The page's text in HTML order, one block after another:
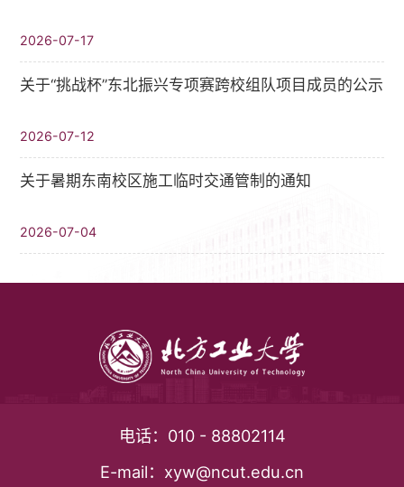
2026-07-17
关于“挑战杯”东北振兴专项赛跨校组队项目成员的公示
2026-07-12
关于暑期东南校区施工临时交通管制的通知
2026-07-04
电话： 010 - 88802114
E-mail： xyw@ncut.edu.cn